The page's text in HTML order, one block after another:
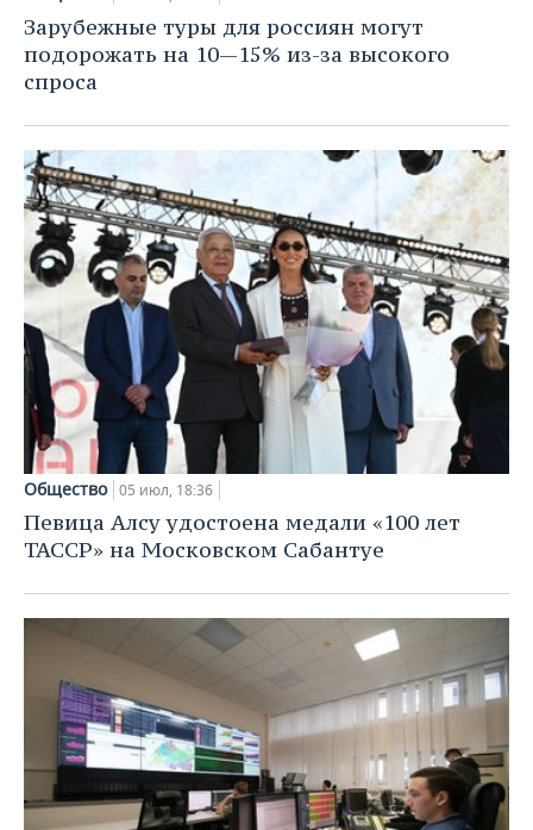
ХОККЕЙ С МЯЧОМ
ПРОИСШЕСТВИЯ
Зарубежные туры для россиян могут
подорожать на 10—15% из-за высокого
спроса
Общество 05 июл, 18:36
Певица Алсу удостоена медали «100 лет
ТАССР» на Московском Сабантуе